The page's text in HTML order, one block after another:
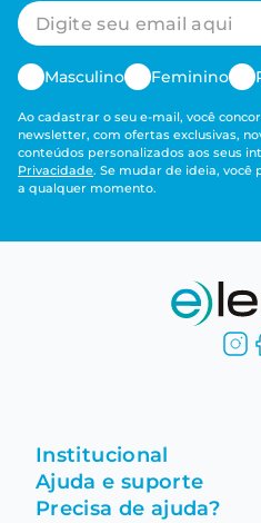
Masculino Feminino
Ao cadastrar o seu e-mail, você
newsletter, com ofertas exclusivas,
conteúdos personalizados aos seus
Privacidade. Se mudar de ideia, você
a qualquer momento.
Institucional
Fale conosco
Ajuda e suporte
Precisa de ajuda?